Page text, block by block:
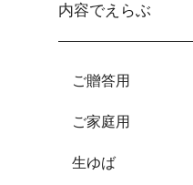
内容でえらぶ
ご贈答用
ご家庭用
生ゆば